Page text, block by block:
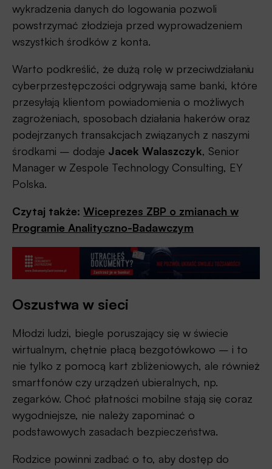
wykradzenia danych do logowania pozwoli
powstrzymać złodzieja przed wyprowadzeniem
wszystkich środków z konta.
Warto podkreślić, że dużą rolę w przeciwdziałaniu
cyberprzestępczości odgrywają same banki, które
przesyłają klientom powiadomienia o możliwych
zagrożeniach, sposobach działania hakerów oraz
podejrzanych transakcjach związanych z naszymi
środkami – dodaje Jacek Walaszczyk, Senior
Manager w Zespole Technology Consulting, EY
Polska.
Czytaj także: Wiceprezes ZBP o zmianach w
Programie Analityczno-Badawczym
Oszustwa w sieci
Młodzi ludzi, biegle poruszający się w świecie
wirtualnym, chętnie płacą bezgotówkowo – i to
nie tylko z pomocą kart zbliżeniowych, ale również
smartfonów czy urządzeń ubieralnych, np.
zegarków. Choć płatności mobilne stają się coraz
wygodniejsze, nie należy zapominać o
podstawowych zasadach bezpieczeństwa.
Rodzice powinni zadbać o to, aby dostęp do